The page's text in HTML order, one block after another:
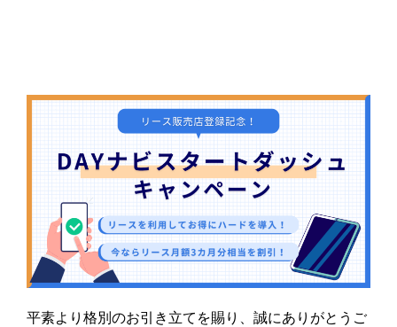
平素より格別のお引き立てを賜り、誠にありがとうご